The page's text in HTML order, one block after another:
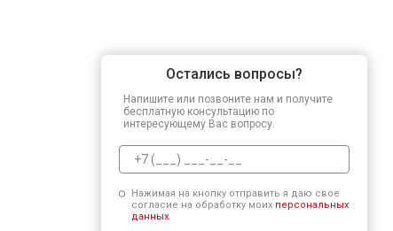
Остались вопросы?
Напишите или позвоните нам и получите
бесплатную консультацию по
интересующему Вас вопросу.
Нажимая на кнопку отправить я даю свое
согласие на обработку моих персональных
данных.